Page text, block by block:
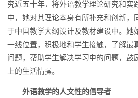
究近五十年，将外语教学理论研究和实
中，她对其理论本身有所补充和创新，
于中国教学大纲设计及教材建设中。她
一线位置，积极地和学生接触，了解最
问题，帮助学生解决学习中的问题，鼓
上的生活情操。
外语教学的人文性的倡导者